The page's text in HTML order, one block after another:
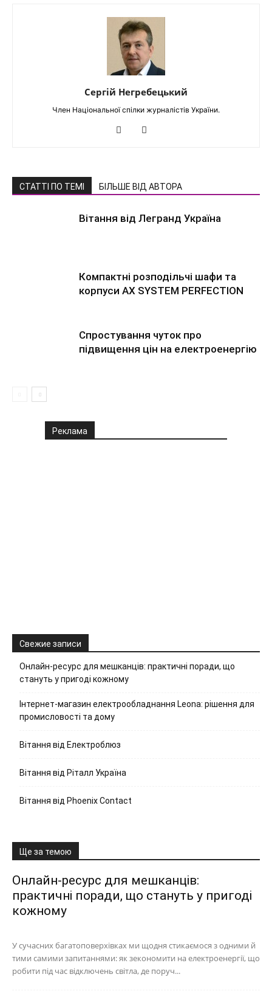
Сергій Негребецький
Член Національної спілки журналістів України.
СТАТТІ ПО ТЕМІ БІЛЬШЕ ВІД АВТОРА
Вітання від Легранд Україна
Компактні розподільчі шафи та
корпуси AX SYSTEM PERFECTION
Спростування чуток про
підвищення цін на електроенергію
Реклама
Свежие записи
Онлайн-ресурс для мешканців: практичні поради, що
стануть у пригоді кожному
Інтернет-магазин електрообладнання Leona: рішення для
промисловості та дому
Вітання від Електроблюз
Вітання від Ріталл Україна
Вітання від Phoenix Contact
Ще за темою
Онлайн-ресурс для мешканців:
практичні поради, що стануть у пригоді
кожному
У сучасних багатоповерхівках ми щодня стикаємося з одними й
тими самими запитаннями: як зекономити на електроенергії, що
робити під час відключень світла, де поруч...